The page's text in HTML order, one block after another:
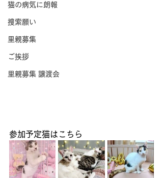
猫の病気に朗報
捜索願い
里親募集
ご挨拶
里親募集 譲渡会
参加予定猫はこちら